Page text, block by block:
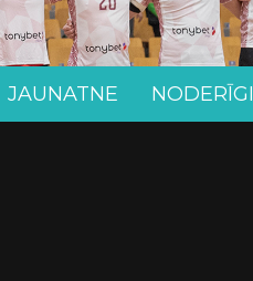
JAUNATNE NODERĪGI